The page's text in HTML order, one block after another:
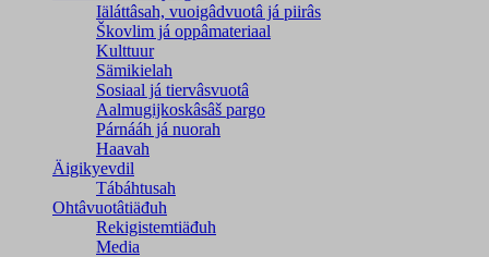
Iäláttâsah, vuoigâdvuotâ já piirâs
Škovlim já oppâmateriaal
Kulttuur
Sämikielah
Sosiaal já tiervâsvuotâ
Aalmugijkoskâsâš pargo
Párnááh já nuorah
Haavah
Äigikyevdil
Tábáhtusah
Ohtâvuotâtiäđuh
Rekigistemtiäđuh
Media